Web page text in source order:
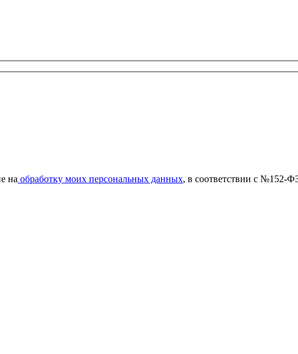
на обработку моих персональных данных, в соответствии с №152-